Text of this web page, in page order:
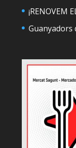
¡RENOVEM
Guanyadors